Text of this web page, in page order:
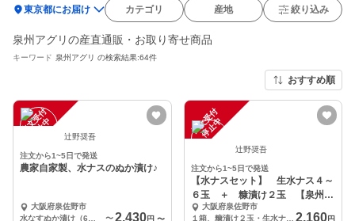
location_on東京都にお届け カテゴリ 産地 絞り込み
泉州アグリの産直通販・お取り寄せ商品
キーワード 泉州アグリ の検索結果:64件
おすすめ順
注
文
受
付
停
止
中 辻野奨吾
注文から1~5日で発送
農家自家製、水ナスのぬか漬け♪
大阪府泉佐野市
〜 2,430円 〜
注
文
受
付
停
止
中
辻野奨吾
注文から1~5日で発送
【水ナスセット】 生水ナス４～
６玉 ＋ 糠漬け２玉 【泉州名
産】大阪府泉佐野市
１箱、糠漬け２玉・生水ナス４－６玉
2,160円